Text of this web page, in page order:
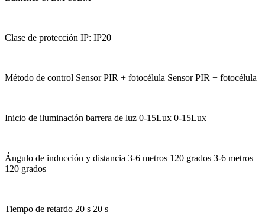
Clase de protección IP: IP20
Método de control Sensor PIR + fotocélula Sensor PIR + fotocélula
Inicio de iluminación barrera de luz 0-15Lux 0-15Lux
Ángulo de inducción y distancia 3-6 metros 120 grados 3-6 metros
120 grados
Tiempo de retardo 20 s 20 s